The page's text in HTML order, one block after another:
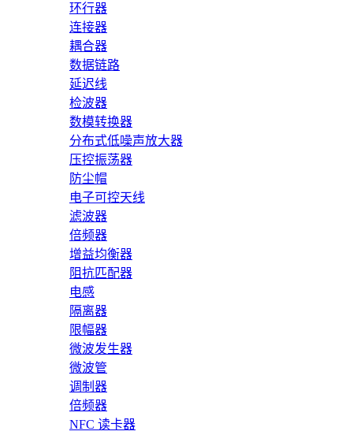
环行器
连接器
耦合器
数据链路
延迟线
检波器
数模转换器
分布式低噪声放大器
压控振荡器
防尘帽
电子可控天线
滤波器
倍频器
增益均衡器
阻抗匹配器
电感
隔离器
限幅器
微波发生器
微波管
调制器
倍频器
NFC 读卡器